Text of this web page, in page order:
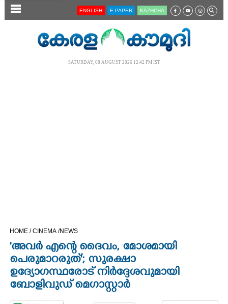
SECTIONS
OPINION
ENGLISH E-PAPER KĀZHCHA
SATURDAY, 08 AUGUST 2026 12.42 PM IST
HOME /CINEMA /NEWS
'അവർ എന്റെ ദൈവം, മോശമായി
പെരുമാറരുത്'; സുരക്ഷാ
ഉദ്യോഗസ്ഥരോട് നിർദ്ദേശവുമായി
ബോളിവുഡ് മെഗാസ്റ്റാർ